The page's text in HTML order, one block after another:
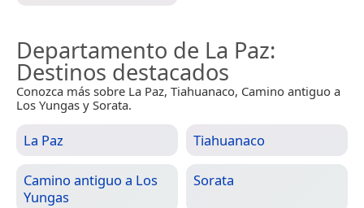
Departamento de La Paz:
Destinos destacados
Conozca más sobre La Paz, Tiahuanaco, Camino antiguo a
Los Yungas y Sorata.
La Paz Tiahuanaco
Camino antiguo a Los
Yungas
Sorata